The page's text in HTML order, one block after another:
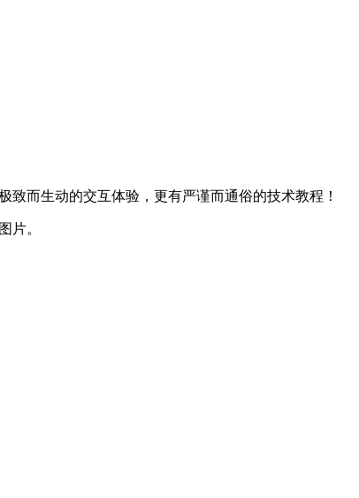
而生动的交互体验，更有严谨而通俗的技术教程！
片。